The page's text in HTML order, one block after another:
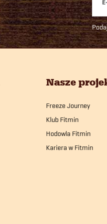
Nasze
Freeze Journey
Klub Fitmin
Hodowla Fitmin
Kariera w Fitmin